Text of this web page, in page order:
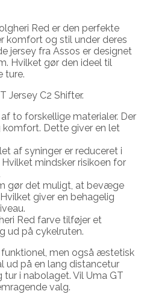
Red er den perfekte
komfort og stil under deres
jersey fra Assos er designet
Hvilket gør den ideel til
ture.
Jersey C2 Shifter.
to forskellige materialer. Der
Dette giver en let
af syninger er reduceret i
mindsker risikoen for
gør det muligt, at bevæge
giver en behagelig
Red farve tilføjer et
ud på cykelruten.
funktionel, men også æstetisk
ud på en lang distancetur
i nabolaget. Vil Uma GT
valg.